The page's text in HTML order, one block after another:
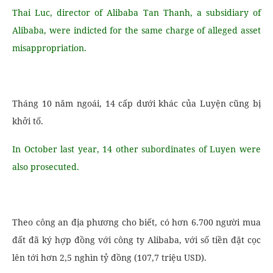
Thai Luc, director of Alibaba Tan Thanh, a subsidiary of
Alibaba, were indicted for the same charge of alleged asset
misappropriation.
Tháng 10 năm ngoái, 14 cấp dưới khác của Luyện cũng bị
khởi tố.
In October last year, 14 other subordinates of Luyen were
also prosecuted.
Theo công an địa phương cho biết, có hơn 6.700 người mua
đất đã ký hợp đồng với công ty Alibaba, với số tiền đặt cọc
lên tới hơn 2,5 nghìn tỷ đồng (107,7 triệu USD).